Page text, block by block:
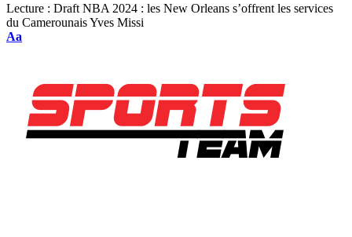
Lecture : Draft NBA 2024 : les New Orleans s’offrent les services
du Camerounais Yves Missi
Aa